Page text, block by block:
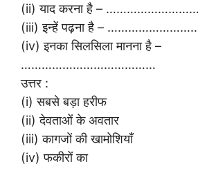
(ii) याद करना है –
(iii) इन्हें पढ़ना है –
(iv) इनका सिलसिला मानना है –
…………………………………
उत्तर :
(i) सबसे बड़ा हरीफ
(ii) देवताओं के अवतार
(iii) कागजों की खामोशियाँ
(iv) फकीरों का